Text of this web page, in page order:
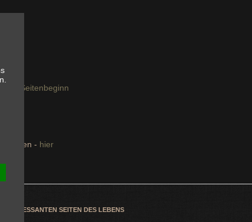
Zum Seitenbeginn
- hier
SEITEN DES LEBENS